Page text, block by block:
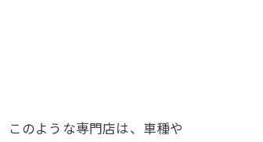
のような専門店は、車種や